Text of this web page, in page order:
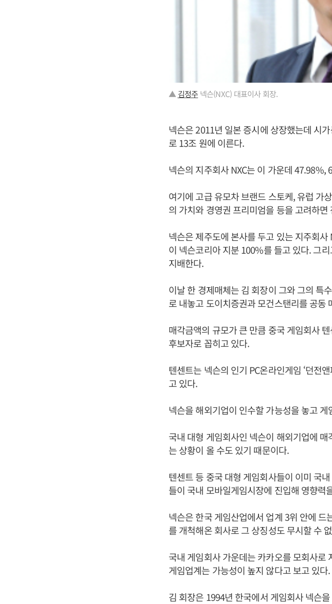
▲ 김정주 넥슨(NXC) 대표이사 회장.
넥슨은 2011년 일본 증시에 상장했는데 시
로 13조 원에 이른다.
넥슨의 지주회사 NXC는 이 가운데 47.98%,
여기에 고급 유모차 브랜드 스토케, 유럽 가
의 가치와 경영권 프리미엄을 등을 고려하
넥슨은 제주도에 본사를 두고 있는 지주회
이 넥슨코리아 지분 100%를 들고 있다. 그
지배한다.
이날 한 경제매체는 김 회장이 그와 그의 특
로 내놓고 도이치증권과 모건스탠리를 공동
매각금액의 규모가 큰 만큼 중국 게임회사
후보자로 꼽히고 있다.
텐센트는 넥슨의 인기 PC온라인게임 ‘던전
고 있다.
넥슨을 해외기업이 인수할 가능성을 놓고
국내 대형 게임회사인 넥슨이 해외기업에
는 상황이 올 수도 있기 때문이다.
텐센트 등 중국 대형 게임회사들이 이미 국
들이 국내 모바일게임시장에 진입해 영향력
넥슨은 한국 게임산업에서 업계 3위 안에
를 개척해온 회사로 그 상징성도 무시할 수
국내 게임회사 가운데는 카카오를 모회사
게임업계는 가능성이 높지 않다고 보고 있다.
김 회장은 1994년 한국에서 게임회사 넥슨